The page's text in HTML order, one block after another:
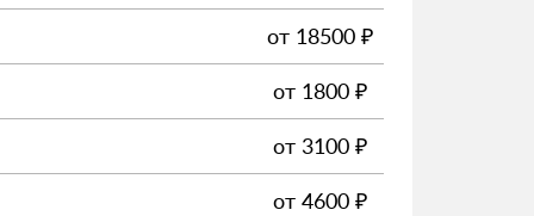
от 18500 ₽
от 1800 ₽
от 3100 ₽
от 4600 ₽